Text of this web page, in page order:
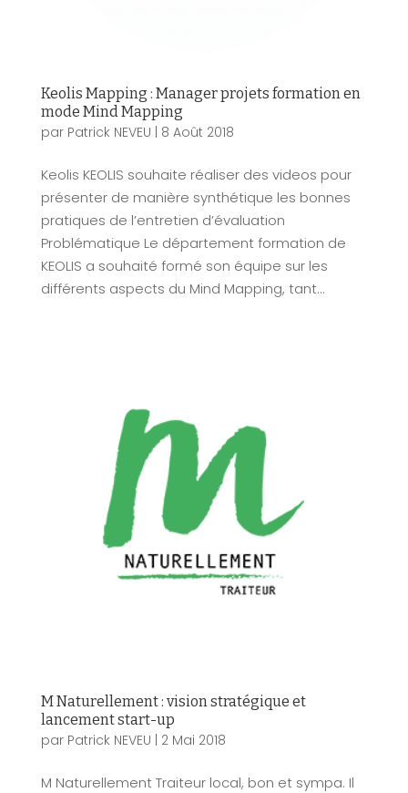
Keolis Mapping : Manager projets formation en
mode Mind Mapping
par Patrick NEVEU 8 Août 2018
Keolis KEOLIS souhaite réaliser des videos pour
présenter de manière synthétique les bonnes
pratiques de l’entretien d’évaluation
Problématique Le département formation de
KEOLIS a souhaité formé son équipe sur les
différents aspects du Mind Mapping, tant...
M Naturellement : vision stratégique et
lancement start-up
par Patrick NEVEU | 2 Mai 2018
M Naturellement Traiteur local, bon et sympa. Il